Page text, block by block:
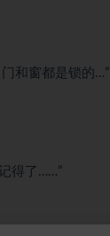
和窗都是锁的…”
得了……”